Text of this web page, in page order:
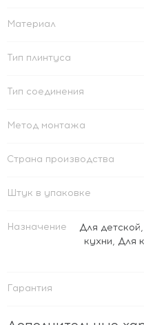
Материал
Тип плинтуса
Тип соединения
Метод монтажа
Страна производства
Штук в упаковке
Назначение Для детской,
кухни, Для
Гарантия